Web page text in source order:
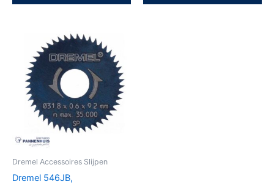
Dremel Accessoires Slijpen
Dremel 546JB,